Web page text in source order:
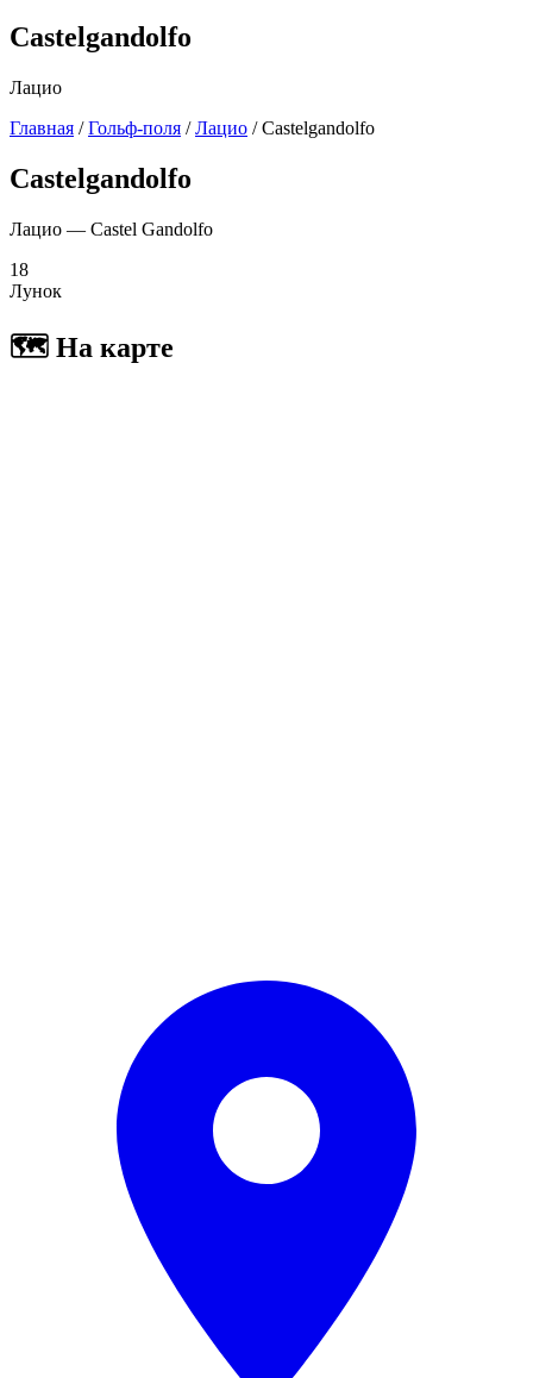
Castelgandolfo
Лацио
Главная / Гольф-поля / Лацио / Castelgandolfo
Castelgandolfo
Лацио — Castel Gandolfo
18
Лунок
🗺 На карте